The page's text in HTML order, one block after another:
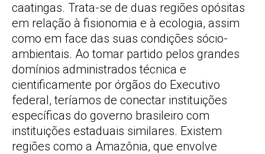
caatingas. Trata-se de duas regiões opósitas
em relação à fisionomia e à ecologia, assim
como em face das suas condições sócio-
ambientais. Ao tomar partido pelos grandes
domínios administrados técnica e
cientificamente por órgãos do Executivo
federal, teríamos de conectar instituições
específicas do governo brasileiro com
instituições estaduais similares. Existem
regiões como a Amazônia, que envolve